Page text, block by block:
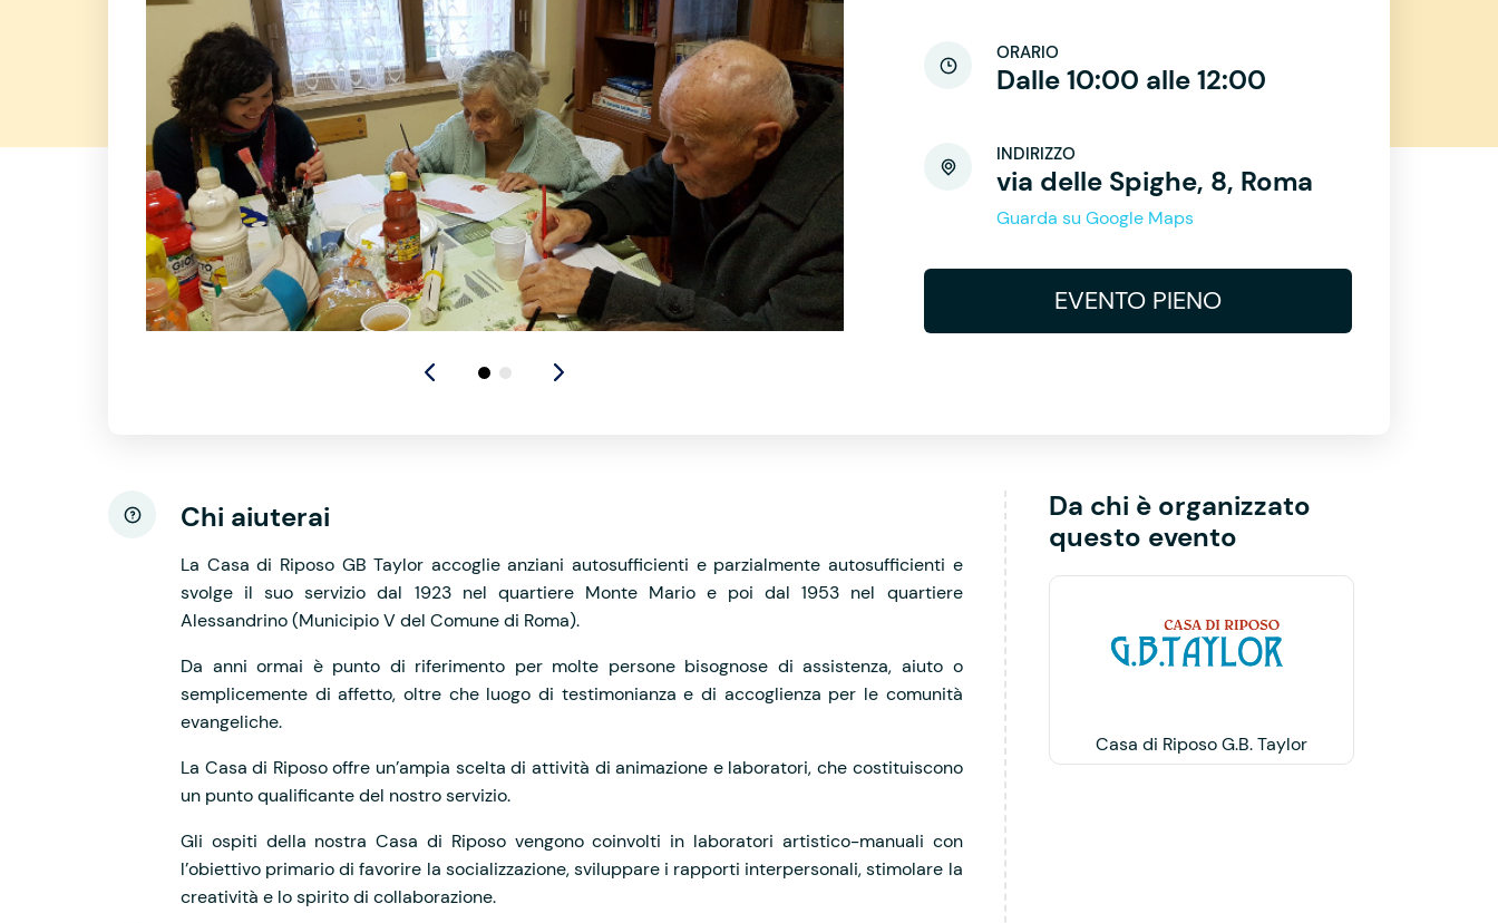
ORARIO
Dalle 10:00 alle 12:00
INDIRIZZO
via delle Spighe, 8, Roma
Guarda su Google Maps
EVENTO PIENO
Chi aiuterai
La Casa di Riposo GB Taylor accoglie anziani autosufficienti e parzialmente autosufficienti e
svolge il suo servizio dal 1923 nel quartiere Monte Mario e poi dal 1953 nel quartiere
Alessandrino (Municipio V del Comune di Roma).
Da anni ormai è punto di riferimento per molte persone bisognose di assistenza, aiuto o
semplicemente di affetto, oltre che luogo di testimonianza e di accoglienza per le comunità
evangeliche.
La Casa di Riposo offre un’ampia scelta di attività di animazione e laboratori, che costituiscono
un punto qualificante del nostro servizio.
Gli ospiti della nostra Casa di Riposo vengono coinvolti in laboratori artistico-manuali con
l’obiettivo primario di favorire la socializzazione, sviluppare i rapporti interpersonali, stimolare la
creatività e lo spirito di collaborazione.
Da chi è organizzato
questo evento
Casa di Riposo G.B. Taylor